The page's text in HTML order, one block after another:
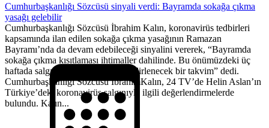
Cumhurbaşkanlığı Sözcüsü sinyali verdi: Bayramda sokağa çıkma
yasağı gelebilir
Cumhurbaşkanlığı Sözcüsü İbrahim Kalın, koronavirüs tedbirleri
kapsamında ilan edilen sokağa çıkma yasağının Ramazan
Bayramı’nda da devam edebileceği sinyalini vererek, “Bayramda
sokağa çıkma kısıtlaması ihtimaller dahilinde. Bu önümüzdeki üç
haftada salgının seyri tarafından belirlenecek bir takvim” dedi.
Cumhurbaşkanlığı Sözcüsü İbrahimKalın, 24 TV’de Helin Aslan’ın
Türkiye’deki koronavirüs salgınıyla ilgili değerlendirmelerde
bulundu. Kalın...